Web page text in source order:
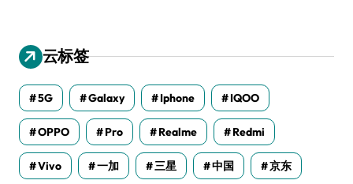
云标签
5G Galaxy Iphone IQOO
OPPO Pro Realme Redmi
Vivo 一加 三星 中国 京东